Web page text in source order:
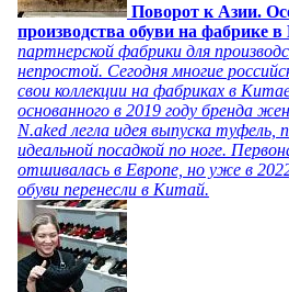
Поворот к Азии.
производства обуви на фабрике в
партнерской фабрики для
непростой. Сегодня многие
свои коллекции на фабриках в
основанного в 2019 году бренда
N.aked легла идея выпуска туфель,
идеальной посадкой по ноге.
отшивалась в Европе, но уже в
обуви перенесли в Китай.